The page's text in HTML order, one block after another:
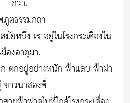
กว่า.
ตธรรมกถา
หนึ่ง เราอยู่ในโรงกระเดื่องใน
เมืองอาตุมา.
ตกอยู่อย่างหนัก ฟ้าแลบ ฟ้าผ่า
ชาวนาสองพี่